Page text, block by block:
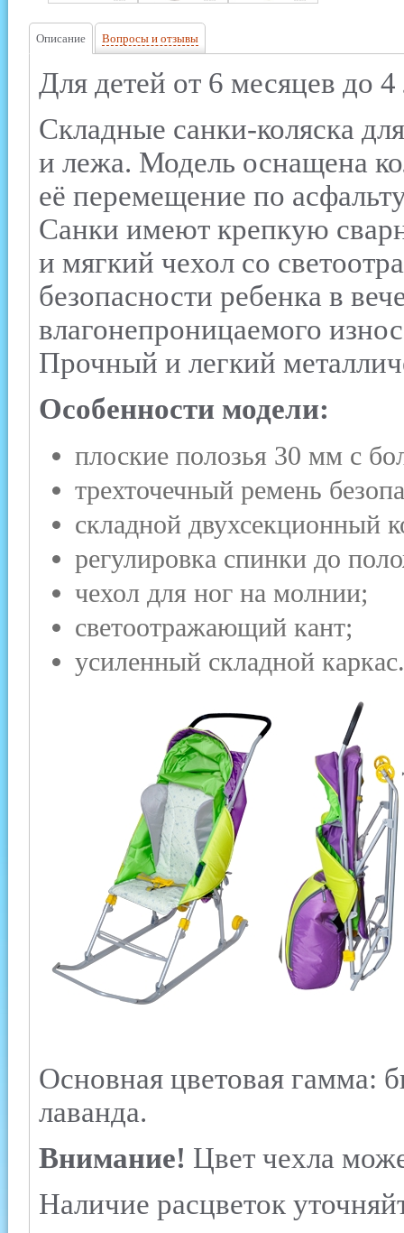
Описание Вопросы и отзывы
Для детей от 6 месяцев до 4
Складные санки-коляска
и лежа. Модель оснащена
её перемещение по
Санки имеют крепкую
и мягкий чехол со
безопасности ребенка в
влагонепроницаемого
Прочный и легкий
Особенности модели:
плоские полозья 30 мм с
трехточечный ремень
складной двухсекционный
регулировка спинки до
чехол для ног на молнии;
светоотражающий кант;
усиленный складной каркас.
Основная цветовая гамма:
лаванда.
Внимание! Цвет чехла
Наличие расцветок